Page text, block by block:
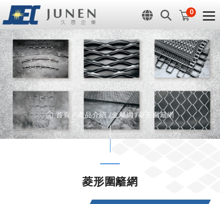
0
首頁 產品介紹 金屬網 菱形圍籬網
菱形圍籬網
Cookie管理面板